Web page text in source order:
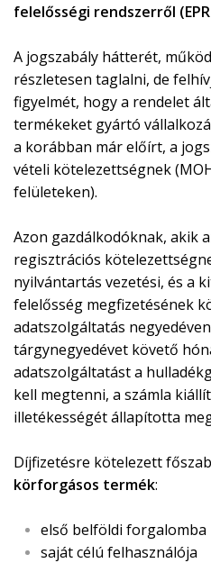
felelősségi rendszerről
A jogszabály hátterét,
részletesen taglalni, de
figyelmét, hogy a rendelet
termékeket gyártó
a korábban már előírt, a
vételi kötelezettségnek
felületeken).
Azon gazdálkodóknak, akik
regisztrációs
nyilvántartás vezetési, és a
felelősség megfizetésének
adatszolgáltatás
tárgynegyedévet követő
adatszolgáltatást a
kell megtenni, a számla
illetékességét állapította
Díjfizetésre kötelezett
körforgásos termék:
első belföldi forgalomba
saját célú felhasználója